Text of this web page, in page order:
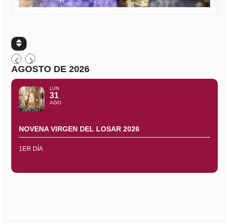
AGOSTO DE 2026
LUN
31
AGO
NOVENA VIRGEN DEL LOSAR 2026
1ER DÍA